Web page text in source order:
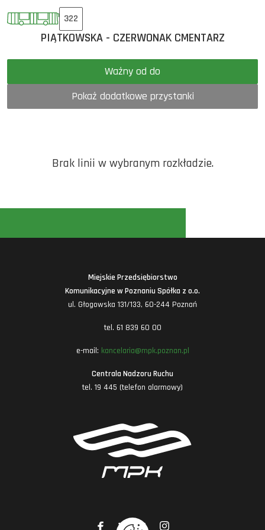
322
PIĄTKOWSKA - CZERWONAK CMENTARZ
Ważny od do
Pokaż dodatkowe przystanki
Brak linii w wybranym rozkładzie.
Miejskie Przedsiębiorstwo
Komunikacyjne w Poznaniu Spółka z o.o.
ul. Głogowska 131/133, 60-244 Poznań
tel. 61 839 60 00
e-mail: kancelaria@mpk.poznan.pl
Centrala Nadzoru Ruchu
tel. 19 445 (telefon alarmowy)